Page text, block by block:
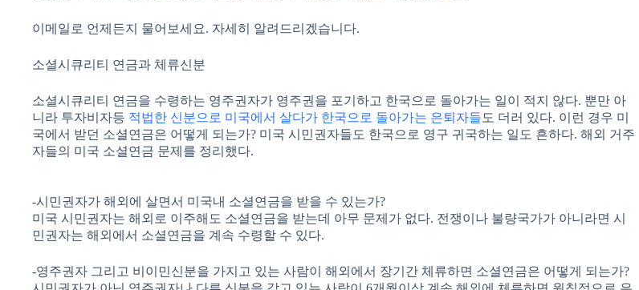
이메일로 언제든지 물어보세요. 자세히 알려드리겠습니다.
소셜시큐리티 연금과 체류신분
소셜시큐리티 연금을 수령하는 영주권자가 영주권을 포기하고 한국으로 돌아가는 일이 적지 않다. 뿐만 아
니라 투자비자등 적법한 신분으로 미국에서 살다가 한국으로 돌아가는 은퇴자들 도 더러 있다. 이런 경우 미
국에서 받던 소셜연금은 어떻게 되는가? 미국 시민권자들도 한국으로 영구 귀국하는 일도 흔하다. 해외 거주
자들의 미국 소셜연금 문제를 정리했다.
-시민권자가 해외에 살면서 미국내 소셜연금을 받을 수 있는가?
미국 시민권자는 해외로 이주해도 소셜연금을 받는데 아무 문제가 없다. 전쟁이나 불량국가가 아니라면 시
민권자는 해외에서 소셜연금을 계속 수령할 수 있다.
-영주권자 그리고 비이민신분을 가지고 있는 사람이 해외에서 장기간 체류하면 소셜연금은 어떻게 되는가?